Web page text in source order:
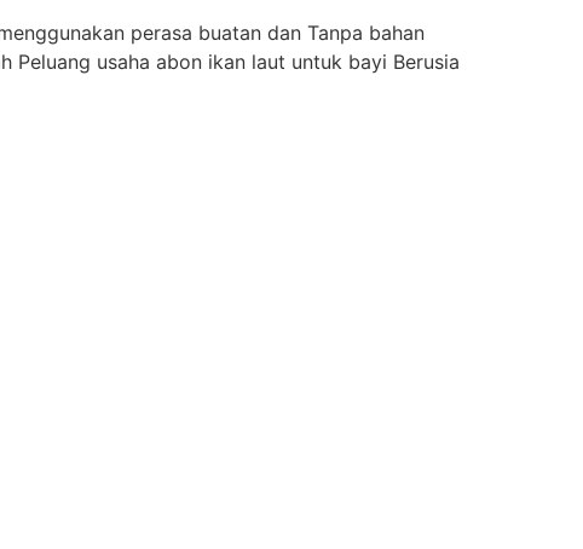
perasa buatan dan Tanpa bahan
usaha abon ikan laut untuk bayi Berusia